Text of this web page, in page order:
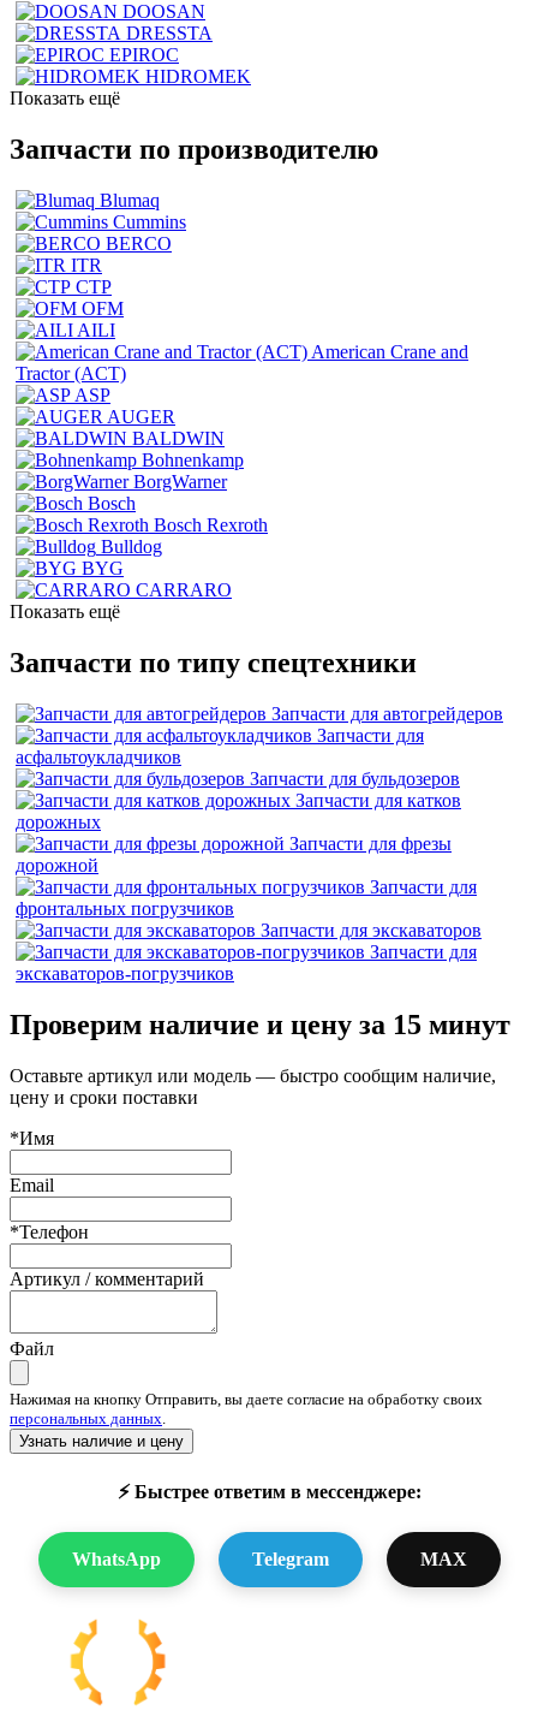
DOOSAN
DRESSTA
EPIROC
HIDROMEK
Показать ещё
Запчасти по производителю
Blumaq
Cummins
BERCO
ITR
CTP
OFM
AILI
American Crane and
Tractor (ACT)
ASP
AUGER
BALDWIN
Bohnenkamp
BorgWarner
Bosch
Bosch Rexroth
Bulldog
BYG
CARRARO
Показать ещё
Запчасти по типу спецтехники
Запчасти для автогрейдеров
Запчасти для
асфальтоукладчиков
Запчасти для бульдозеров
Запчасти для катков
дорожных
Запчасти для фрезы
дорожной
Запчасти для
фронтальных погрузчиков
Запчасти для экскаваторов
Запчасти для
экскаваторов-погрузчиков
Проверим наличие и цену за 15 минут
Оставьте артикул или модель — быстро сообщим наличие,
цену и сроки поставки
*Имя
Email
*Телефон
Артикул / комментарий
Файл
Нажимая на кнопку Отправить, вы даете согласие на обработку своих
персональных данных
Узнать наличие и цену
⚡ Быстрее ответим в мессенджере:
WhatsApp Telegram MAX